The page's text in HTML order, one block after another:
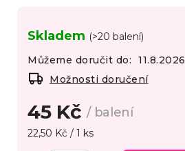
45 Kč/ balení
22,50 Kč / 1 ks
Skladem (>20 balení)
Můžeme doručit do:
11.8.2026
Možnosti doručení